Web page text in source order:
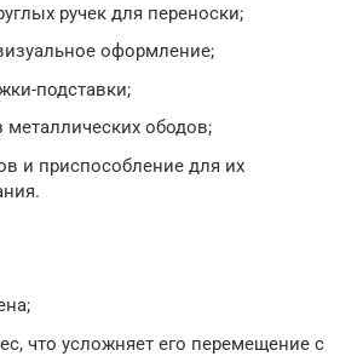
ручек для переноски;
оформление;
подставки;
металлических ободов;
и приспособление для их
что усложняет его перемещение с